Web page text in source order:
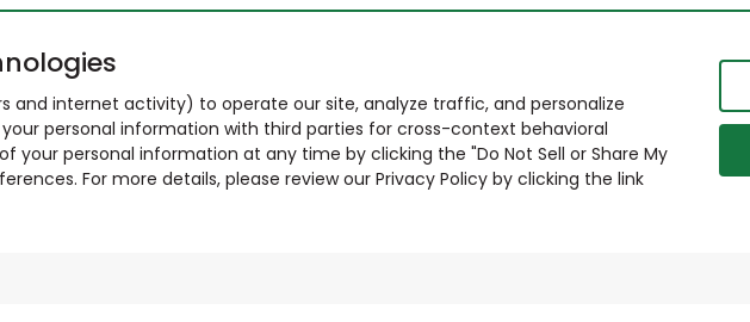
and internet activity) to operate our site, analyze traffic, and personalize
personal information with third parties for cross-context behavioral
your personal information at any time by clicking the "Do Not Sell or Share My
For more details, please review our Privacy Policy by clicking the link